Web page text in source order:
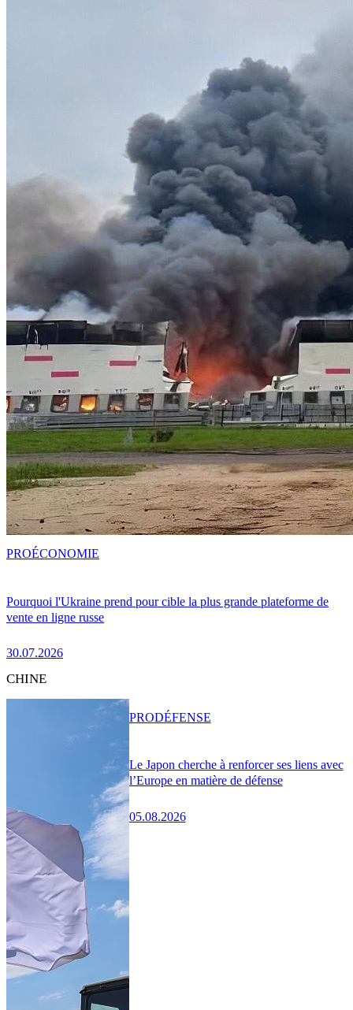
Pourquoi l'Ukraine prend pour cible la plus grande plateforme de
vente en ligne russe
30.07.2026
PROÉCONOMIE
CHINE
Le Japon cherche à renforcer ses liens avec
l’Europe en matière de défense
05.08.2026
PRODÉFENSE